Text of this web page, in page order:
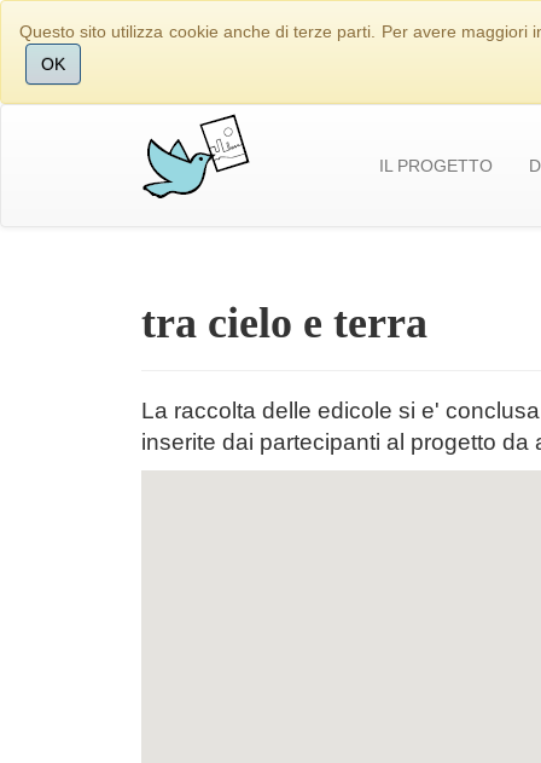
Questo sito utilizza cookie anche di terze parti. Per avere
OK
IL PROGETTO
tra cielo e terra
La raccolta delle edicole si e'
inserite dai partecipanti al progetto da